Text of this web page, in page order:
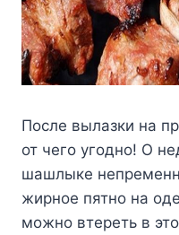
После вылазки на
от чего угодно! О
шашлыке
жирное пятно на
можно втереть в